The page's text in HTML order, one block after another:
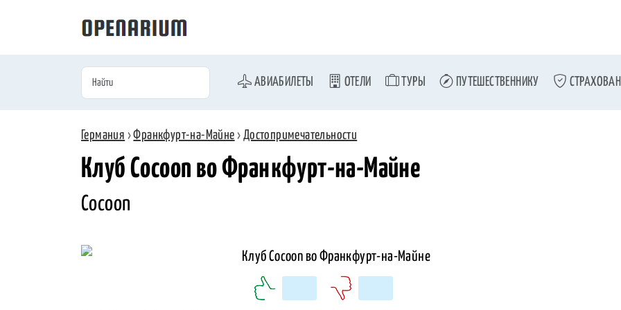
АВИАБИЛЕТЫ ОТЕЛИ ТУРЫ ПУТЕШЕСТВЕННИКУ
Германия ›Франкфурт-на-Майне › Достопримечательности
Клуб Cocoon во Франкфурт-на-Майне
Cocoon